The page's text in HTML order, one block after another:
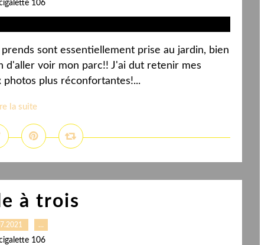
106
sont essentiellement prise au jardin, bien
d'aller voir mon parc!! J'ai dut retenir mes
photos plus réconfortantes!...
la suite
à trois
…
106